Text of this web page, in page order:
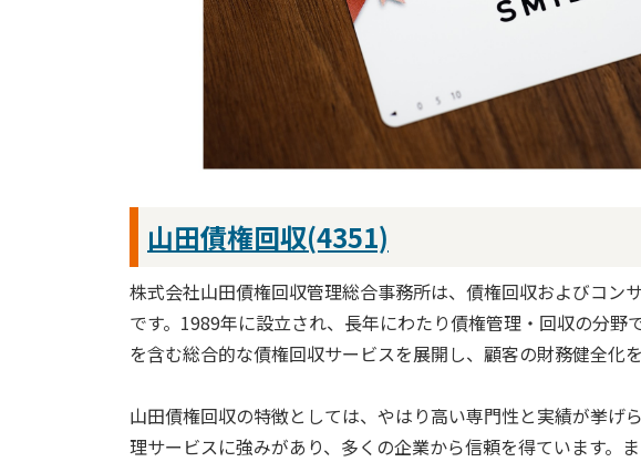
山田債権回収(4351)
株式会社山田債権回収管理総合事務所は、債権回収およびコン
です。1989年に設立され、長年にわたり債権管理・回収の分野
を含む総合的な債権回収サービスを展開し、顧客の財務健全化
山田債権回収の特徴としては、やはり高い専門性と実績が挙げ
理サービスに強みがあり、多くの企業から信頼を得ています。